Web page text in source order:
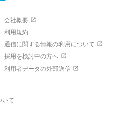
会社概要
利用規約
通信に関する情報の利用について
採用を検討中の方へ
利用者データの外部送信
いて